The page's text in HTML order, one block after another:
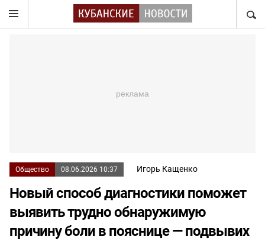
Общество 08.06.2026 10:37 Игорь Кащенко
Новый способ диагностики поможет
выявить трудно обнаружимую
причину боли в пояснице — подвывих